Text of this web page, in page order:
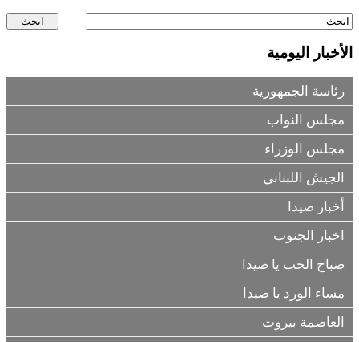
الأخبار اليومية
رئاسة الجمهورية
مجلس النواب
مجلس الوزراء
الجيش اللبناني
أخبار صيدا
اخبار الجنوب
صباح الحب يا صيدا
مساء الورد يا صيدا
العاصمة بيروت